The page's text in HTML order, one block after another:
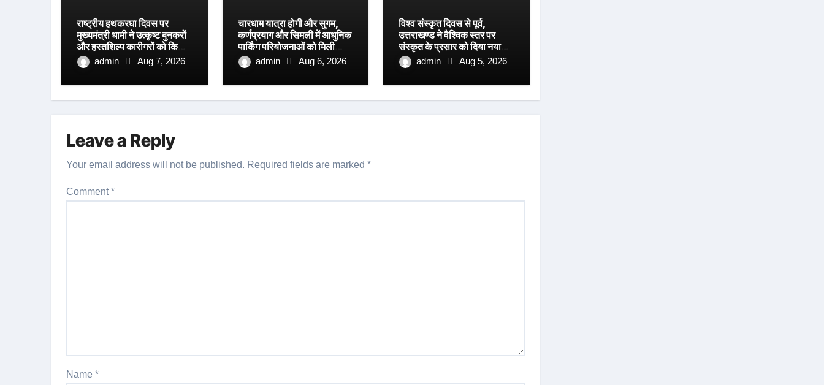
राष्ट्रीय हथकरघा दिवस पर
मुख्यमंत्री धामी ने उत्कृष्ट बुनकरों
और हस्तशिल्प कारीगरों को किया
सम्मानितadmin Aug 7, 2026
चारधाम यात्रा होगी और सुगम,
कर्णप्रयाग और सिमली में आधुनिक
पार्किंग परियोजनाओं को मिली
रफ्तारadmin Aug 6, 2026
विश्व संस्कृत दिवस से पूर्व,
उत्तराखण्ड ने वैश्विक स्तर पर
संस्कृत के प्रसार को दिया नया
आयाम।admin Aug 5, 2026
Leave a Reply
Your email address will not be published. Required fields are marked *
Comment*
Name *